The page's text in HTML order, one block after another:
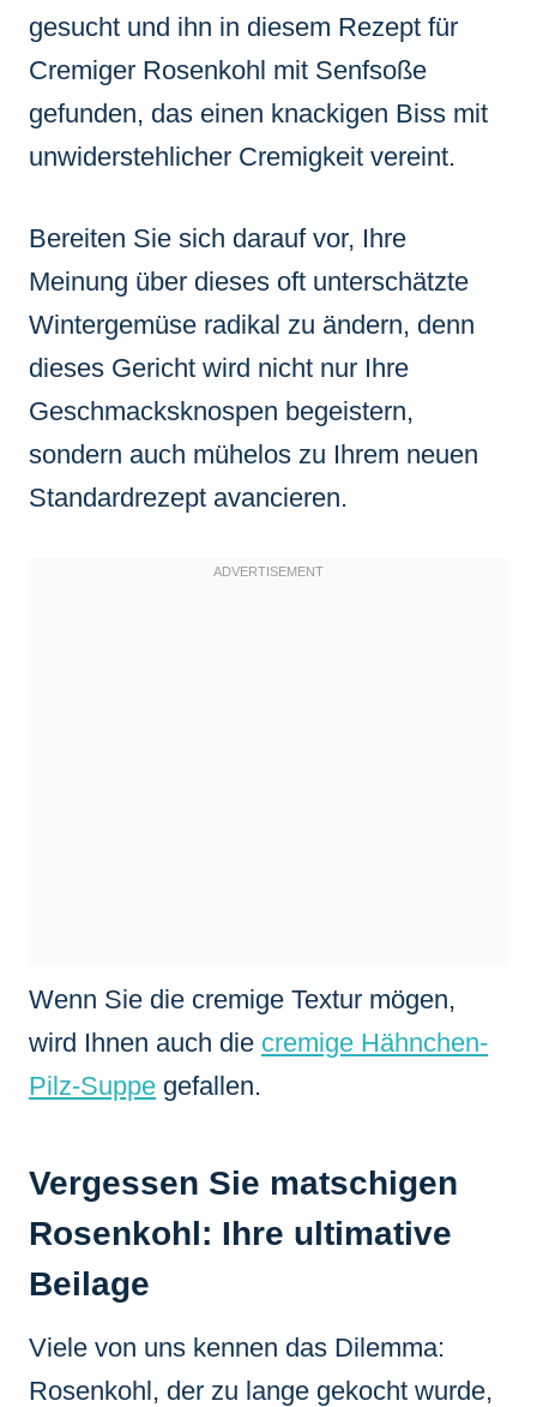
gesucht und ihn in diesem Rezept für
Cremiger Rosenkohl mit Senfsoße
gefunden, das einen knackigen Biss mit
unwiderstehlicher Cremigkeit vereint.
Bereiten Sie sich darauf vor, Ihre
Meinung über dieses oft unterschätzte
Wintergemüse radikal zu ändern, denn
dieses Gericht wird nicht nur Ihre
Geschmacksknospen begeistern,
sondern auch mühelos zu Ihrem neuen
Standardrezept avancieren.
Wenn Sie die cremige Textur mögen,
wird Ihnen auch die cremige Hähnchen-
Pilz-Suppe gefallen.
Vergessen Sie matschigen
Rosenkohl: Ihre ultimative
Beilage
Viele von uns kennen das Dilemma:
Rosenkohl, der zu lange gekocht wurde,